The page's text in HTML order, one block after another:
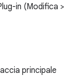
in (Modifica >
principale